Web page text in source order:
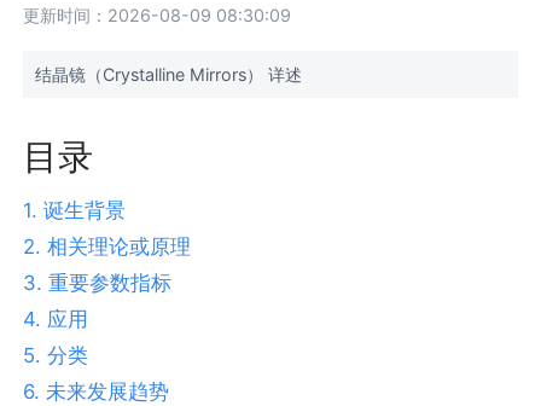
更新时间：2026-08-09 08:30:09
结晶镜（Crystalline Mirrors） 详述
目录
1. 诞生背景
2. 相关理论或原理
3. 重要参数指标
4. 应用
5. 分类
6. 未来发展趋势